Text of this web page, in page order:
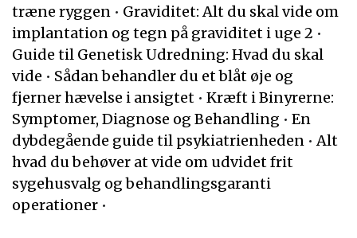
træne ryggen • Graviditet: Alt du skal vide om
implantation og tegn på graviditet i uge 2 •
Guide til Genetisk Udredning: Hvad du skal
vide • Sådan behandler du et blåt øje og
fjerner hævelse i ansigtet • Kræft i Binyrerne:
Symptomer, Diagnose og Behandling • En
dybdegående guide til psykiatrienheden •Alt
hvad du behøver at vide om udvidet frit
sygehusvalg og behandlingsgaranti
operationer •